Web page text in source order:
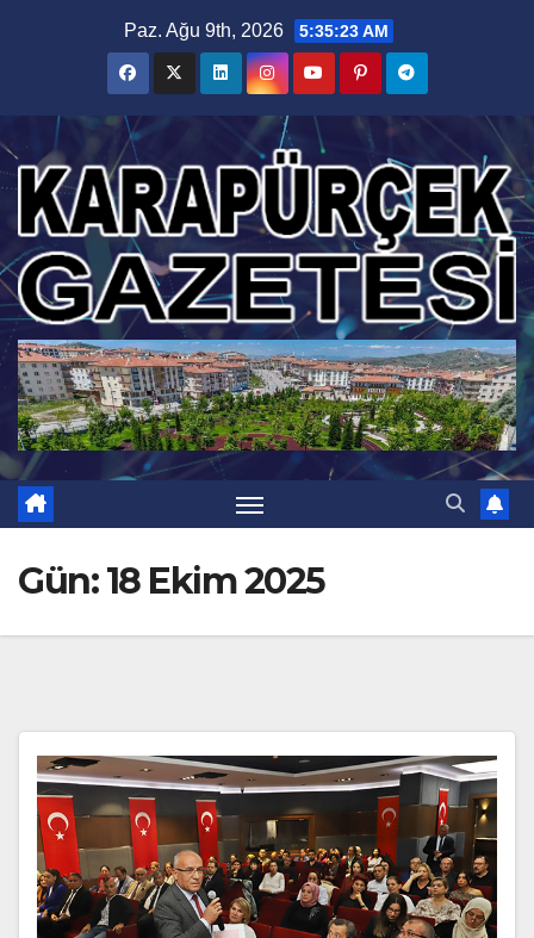
Paz. Ağu 9th, 2026 5:35:23 AM
Gün:18 Ekim 2025